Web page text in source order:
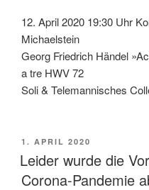
12. April 2020 19:30 Uhr
Michaelstein
Georg Friedrich Händel
a tre HWV 72
Soli & Telemannisches
VERÖFFENTLICHT
AM
1. APRIL 2020
Leider wurde die
Corona-Pandemie